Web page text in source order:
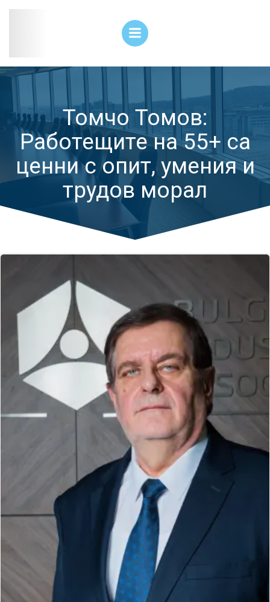
to
content
Томчо Томов:
Работещите на 55+ са
ценни с опит, умения и
трудов морал